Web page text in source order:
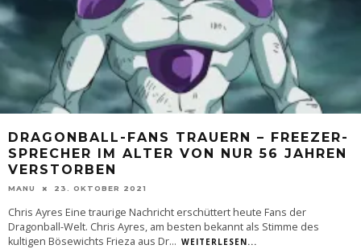
DRAGONBALL-FANS TRAUERN – FREEZER-
SPRECHER IM ALTER VON NUR 56 JAHREN
VERSTORBEN
MANU 23. OKTOBER 2021
Chris Ayres Eine traurige Nachricht erschüttert heute Fans der
Dragonball-Welt. Chris Ayres, am besten bekannt als Stimme des
kultigen Bösewichts Frieza aus Dr... WEITERLESEN...